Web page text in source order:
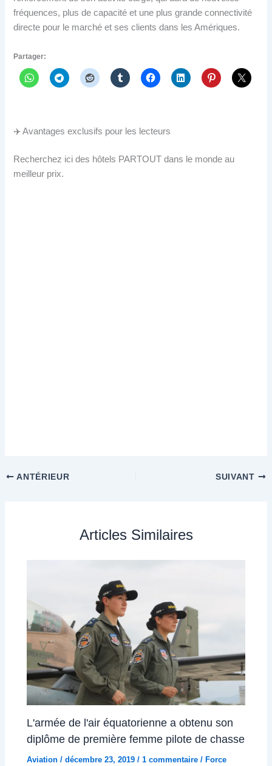
fréquences, plus de capacité et une plus grande connectivité
directe pour le marché et ses clients dans les Amériques.
Partager:
✈️ Avantages exclusifs pour les lecteurs
Recherchez ici des hôtels PARTOUT dans le monde au
meilleur prix.
ANTÉRIEUR SUIVANT
Articles Similaires
L'armée de l'air équatorienne a obtenu son
diplôme de première femme pilote de chasse
Aviation /décembre 23, 2019/1 commentaire /Force